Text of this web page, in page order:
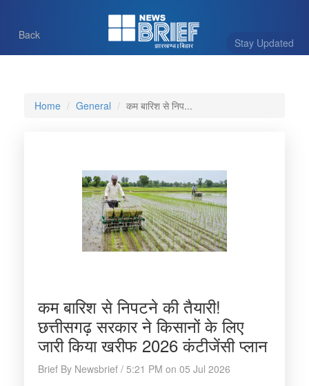
Stay Updated
Back
Home General कम बारिश से निप...
कम बारिश से निपटने की तैयारी!
छत्तीसगढ़ सरकार ने किसानों के लिए
जारी किया खरीफ 2026 कंटीजेंसी प्लान
Brief By Newsbrief / 5:21 PM on 05 Jul 2026